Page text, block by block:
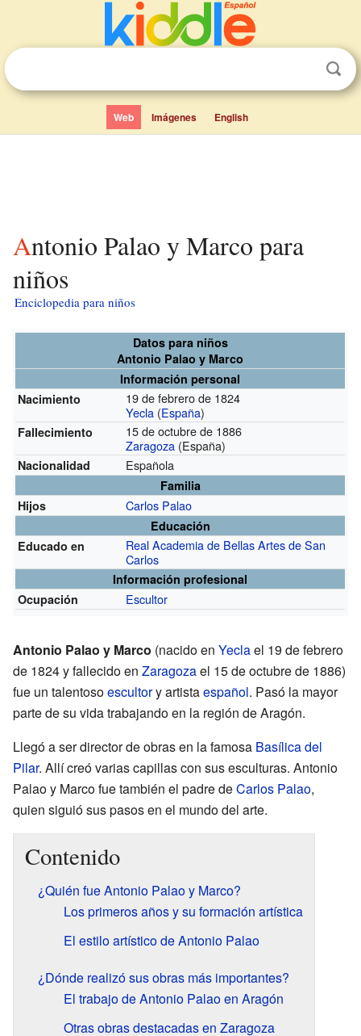
Web Imágenes English
Antonio Palao y Marco para
niños
Enciclopedia para niños
Datos para niños
Antonio Palao y Marco
Información personal
Nacimiento
19 de febrero de 1824
Yecla (España)
Fallecimiento
15 de octubre de 1886
Zaragoza (España)
Nacionalidad Española
Familia
Hijos
Carlos Palao
Educación
Educado en
Real Academia de Bellas Artes de San
Carlos
Información profesional
Ocupación
Escultor
Antonio Palao y Marco (nacido en Yeclael 19 de febrero
de 1824 y fallecido en Zaragozael 15 de octubre de 1886)
fue un talentosoescultory artistaespañol. Pasó la mayor
parte de su vida trabajando en la región de Aragón.
Llegó a ser director de obras en la famosa Basílica del
Pilar. Allí creó varias capillas con sus esculturas. Antonio
Palao y Marco fue también el padre deCarlos Palao,
quien siguió sus pasos en el mundo del arte.
Contenido
¿Quién fue Antonio Palao y Marco?
Los primeros años y su formación artística
El estilo artístico de Antonio Palao
¿Dónde realizó sus obras más importantes?
El trabajo de Antonio Palao en Aragón
Otras obras destacadas en Zaragoza